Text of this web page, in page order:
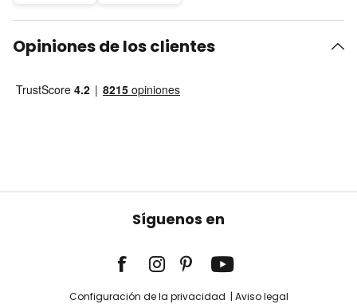
Opiniones de los clientes
Síguenos en
Configuración de la privacidad
Aviso legal